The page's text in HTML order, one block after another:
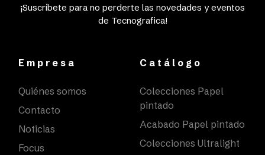
¡Suscríbete para no perderte las novedades y eventos
de Tecnografica!
Empresa
Quiénes somos
Contacto
Noticias
Focus
Catálogo
Colecciones Papel
pintado
Acabado Papel pintado
Colecciones Ultralight